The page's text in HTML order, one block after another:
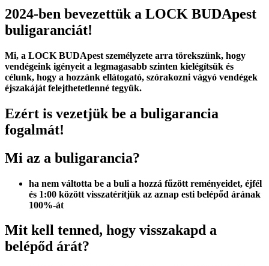
2024-ben bevezettük a LOCK BUDApest
buligaranciát!
Mi, a LOCK BUDApest személyzete arra törekszünk, hogy
vendégeink igényeit a legmagasabb szinten kielégítsük és
célunk, hogy a hozzánk ellátogató, szórakozni vágyó vendégek
éjszakáját felejthetetlenné tegyük.
Ezért is vezetjük be a buligarancia
fogalmát!
Mi az a buligarancia?
ha nem váltotta be a buli a hozzá fűzött reményeidet, éjfél
és 1:00 között visszatérítjük az aznap esti belépőd árának
100%-át
Mit kell tenned, hogy visszakapd a
belépőd árát?